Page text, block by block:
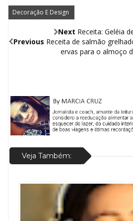
Decoração E Design
Next Receita: Geléia
Previous Receita de salmão
ervas para o almoço
Veja Também: